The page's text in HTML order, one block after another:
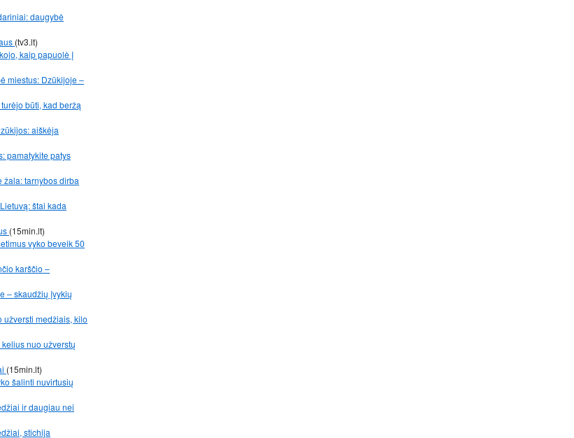
daugybė
(tv3.lt)
kaip papuolė į
miestus: Dzūkijoje –
būti, kad beržą
aiškėja
pamatykite patys
žala: tarnybos dirba
štai kada
(15min.lt)
vyko beveik 50
karščio –
– skaudžių įvykių
medžiais, kilo
nuo užverstų
(15min.lt)
šalinti nuvirtusių
ir daugiau nei
stichija